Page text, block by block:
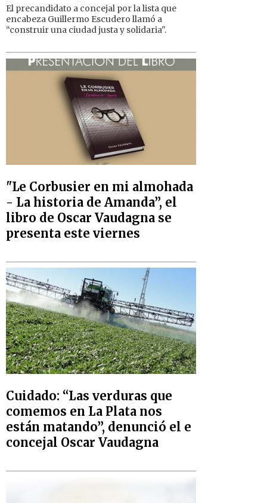
El precandidato a concejal por la lista que
encabeza Guillermo Escudero llamó a
“construir una ciudad justa y solidaria".
"Le Corbusier en mi almohada
- La historia de Amanda”, el
libro de Oscar Vaudagna se
presenta este viernes
Cuidado: “Las verduras que
comemos en La Plata nos
están matando”, denunció el e
concejal Oscar Vaudagna